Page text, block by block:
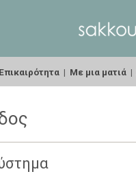
Επικαιρότητα | Με μια ματιά |